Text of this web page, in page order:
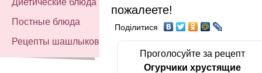
Диетические блюда
Постные блюда
Рецепты шашлыков
пожалеете!
Поділитися
Проголосуйте за рецепт
Огурчики хрустящие